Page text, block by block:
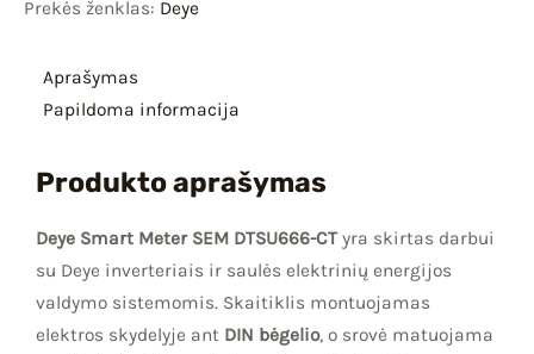
Prekės ženklas: Deye
Aprašymas
Papildoma informacija
Produkto aprašymas
Deye Smart Meter SEM DTSU666-CTyra skirtas darbui
su Deye inverteriais ir saulės elektrinių energijos
valdymo sistemomis. Skaitiklis montuojamas
elektros skydelyje ant DIN bėgelio, o srovė matuojama